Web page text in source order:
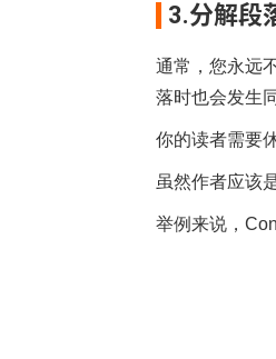
3.分解段
通常，您永远
落时也会发生
你的读者需要
虽然作者应该
举例来说，